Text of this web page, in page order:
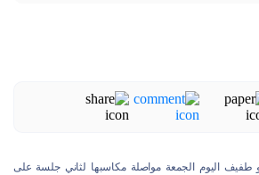
اليوم الجمعة مواصلة مكاسبها لثاني جلسة على